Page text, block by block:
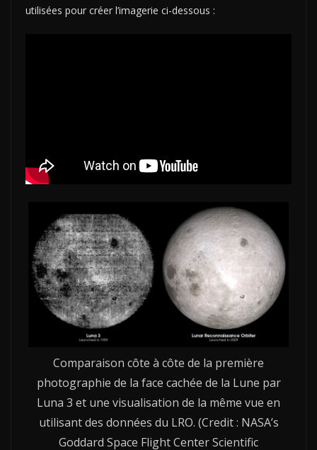
utilisées pour créer l’imagerie ci-dessous :
Comparaison côte à côte de la première
photographie de la face cachée de la Lune par
Luna 3 et une visualisation de la même vue en
utilisant des données du LRO. (Credit : NASA’s
Goddard Space Flight Center Scientific